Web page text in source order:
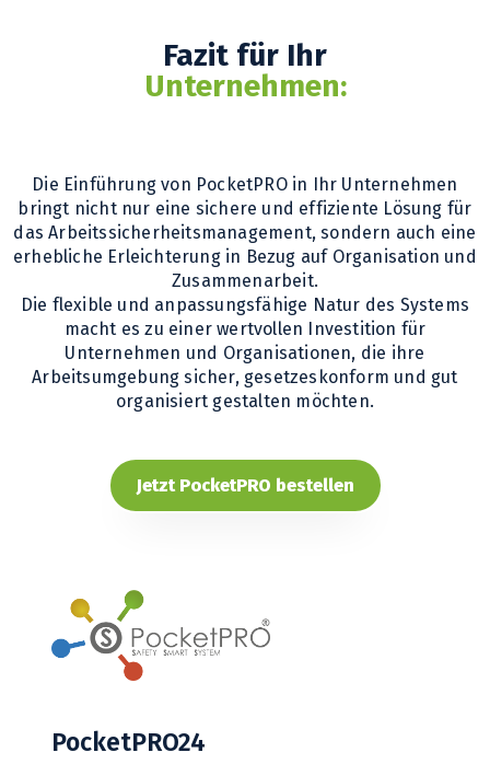
Fazit für Ihr
Unternehmen:
Die Einführung von PocketPRO in Ihr Unternehmen
bringt nicht nur eine sichere und effiziente Lösung für
das Arbeitssicherheitsmanagement, sondern auch eine
erhebliche Erleichterung in Bezug auf Organisation und
Zusammenarbeit.
Die flexible und anpassungsfähige Natur des Systems
macht es zu einer wertvollen Investition für
Unternehmen und Organisationen, die ihre
Arbeitsumgebung sicher, gesetzeskonform und gut
organisiert gestalten möchten.
Jetzt PocketPRO bestellen
PocketPRO24